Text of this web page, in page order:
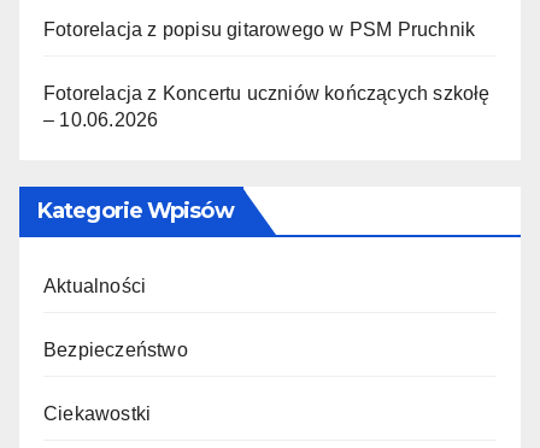
Fotorelacja z popisu gitarowego w PSM Pruchnik
Fotorelacja z Koncertu uczniów kończących szkołę
– 10.06.2026
Kategorie Wpisów
Aktualności
Bezpieczeństwo
Ciekawostki